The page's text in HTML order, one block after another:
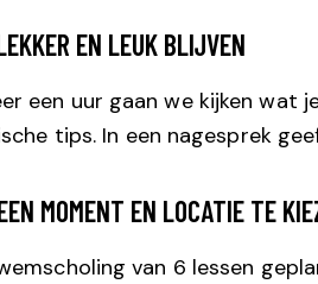
EN LEUK BLIJVEN
een uur gaan we kijken
tips. In een nagesprek
MOMENT EN LOCATIE TE
van 6 lessen